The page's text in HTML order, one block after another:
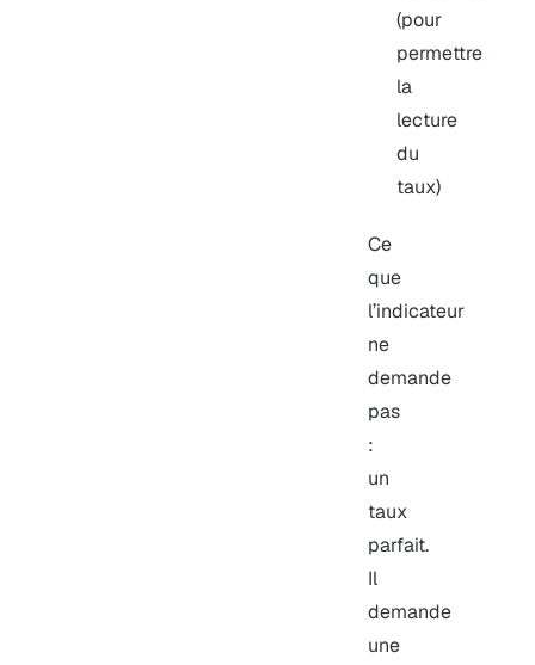
(pour
permettre
la
lecture
du
taux)
Ce
que
l’indicateur
ne
demande
pas
:
un
taux
parfait.
Il
demande
une